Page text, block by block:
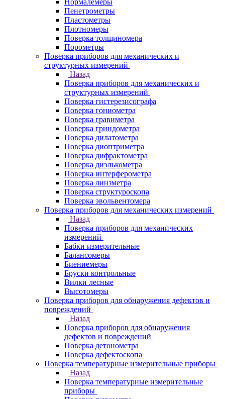
Нормалемеры
Пенетрометры
Пластометры
Плотномеры
Поверка толщиномера
Порометры
Поверка приборов для механических и
структурных измерений
Назад
Поверка приборов для механических и
структурных измерений
Поверка гистерезисографа
Поверка гониометра
Поверка гравиметра
Поверка гриндометра
Поверка дилатометра
Поверка диоптриметра
Поверка дифрактометра
Поверка диэлькометра
Поверка интерферометра
Поверка линзметра
Поверка структуроскопа
Поверка эвольвентомера
Поверка приборов для механических измерений
Назад
Поверка приборов для механических
измерений
Бабки измерительные
Балансомеры
Биениемеры
Бруски контрольные
Вилки лесные
Высотомеры
Поверка приборов для обнаружения дефектов и
повреждений
Назад
Поверка приборов для обнаружения
дефектов и повреждений
Поверка детонометра
Поверка дефектоскопа
Поверка температурные измерительные приборы
Назад
Поверка температурные измерительные
приборы